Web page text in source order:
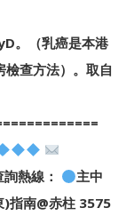
（乳癌是本港
查方法）。取自
詢熱線：
主中
)指南@赤柱 3575